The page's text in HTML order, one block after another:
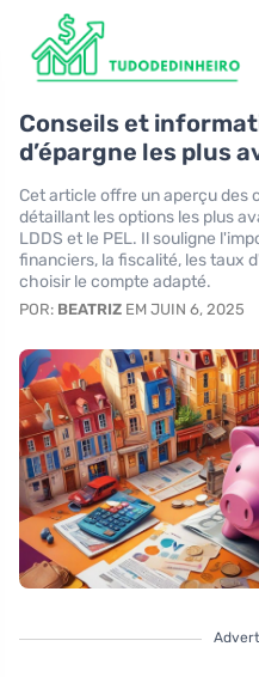
Conseils et
d’épargne les plus
Cet article offre un aperçu des
détaillant les options les plus
LDDS et le PEL. Il souligne
financiers, la fiscalité, les taux
choisir le compte adapté.
POR: BEATRIZ EM JUIN 6, 2025